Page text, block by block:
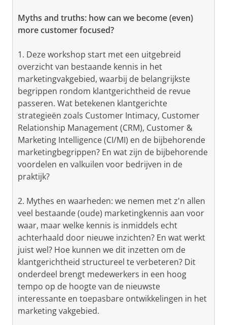
Myths and truths: how can we become (even)
more customer focused?
1. Deze workshop start met een uitgebreid
overzicht van bestaande kennis in het
marketingvakgebied, waarbij de belangrijkste
begrippen rondom klantgerichtheid de revue
passeren. Wat betekenen klantgerichte
strategieën zoals Customer Intimacy, Customer
Relationship Management (CRM), Customer &
Marketing Intelligence (CI/MI) en de bijbehorende
marketingbegrippen? En wat zijn de bijbehorende
voordelen en valkuilen voor bedrijven in de
praktijk?
2. Mythes en waarheden: we nemen met z'n allen
veel bestaande (oude) marketingkennis aan voor
waar, maar welke kennis is inmiddels echt
achterhaald door nieuwe inzichten? En wat werkt
juist wel? Hoe kunnen we dit inzetten om de
klantgerichtheid structureel te verbeteren? Dit
onderdeel brengt medewerkers in een hoog
tempo op de hoogte van de nieuwste
interessante en toepasbare ontwikkelingen in het
marketing vakgebied.